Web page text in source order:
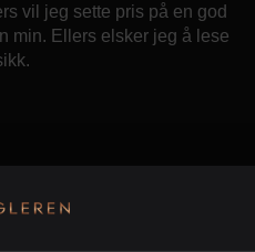
vil jeg sette pris på en god
min. Ellers elsker jeg å lese